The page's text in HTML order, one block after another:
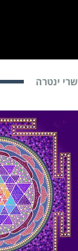
שרי ינטרה